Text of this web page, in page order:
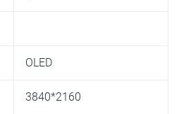
OLED
3840*2160